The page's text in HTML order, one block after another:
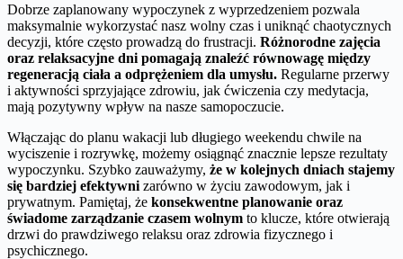
Dobrze zaplanowany wypoczynek z wyprzedzeniem pozwala
maksymalnie wykorzystać nasz wolny czas i uniknąć chaotycznych
decyzji, które często prowadzą do frustracji. Różnorodne zajęcia
oraz relaksacyjne dni pomagają znaleźć równowagę między
regeneracją ciała a odprężeniem dla umysłu. Regularne przerwy
i aktywności sprzyjające zdrowiu, jak ćwiczenia czy medytacja,
mają pozytywny wpływ na nasze samopoczucie.
Włączając do planu wakacji lub długiego weekendu chwile na
wyciszenie i rozrywkę, możemy osiągnąć znacznie lepsze rezultaty
wypoczynku. Szybko zauważymy, że w kolejnych dniach stajemy
się bardziej efektywni zarówno w życiu zawodowym, jak i
prywatnym. Pamiętaj, że konsekwentne planowanie oraz
świadome zarządzanie czasem wolnym to klucze, które otwierają
drzwi do prawdziwego relaksu oraz zdrowia fizycznego i
psychicznego.